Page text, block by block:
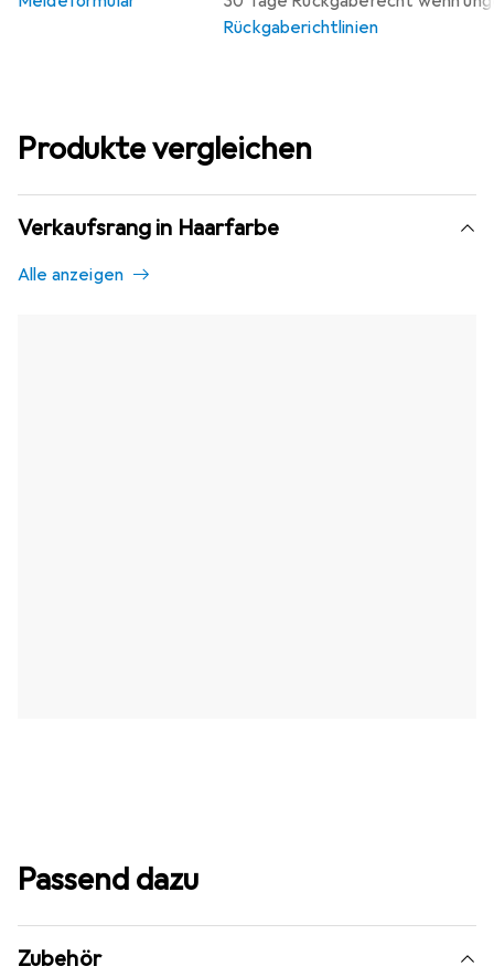
Rückgaberichtlinien
Produkte vergleichen
Verkaufsrang in Haarfarbe
Alle anzeigen
Passend dazu
Zubehör